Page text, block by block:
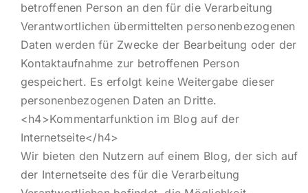
betroffenen Person an den für die Verarbeitung
Verantwortlichen übermittelten personenbezogenen
Daten werden für Zwecke der Bearbeitung oder der
Kontaktaufnahme zur betroffenen Person
gespeichert. Es erfolgt keine Weitergabe dieser
personenbezogenen Daten an Dritte.
<h4>Kommentarfunktion im Blog auf der
Internetseite</h4>
Wir bieten den Nutzern auf einem Blog, der sich auf
der Internetseite des für die Verarbeitung